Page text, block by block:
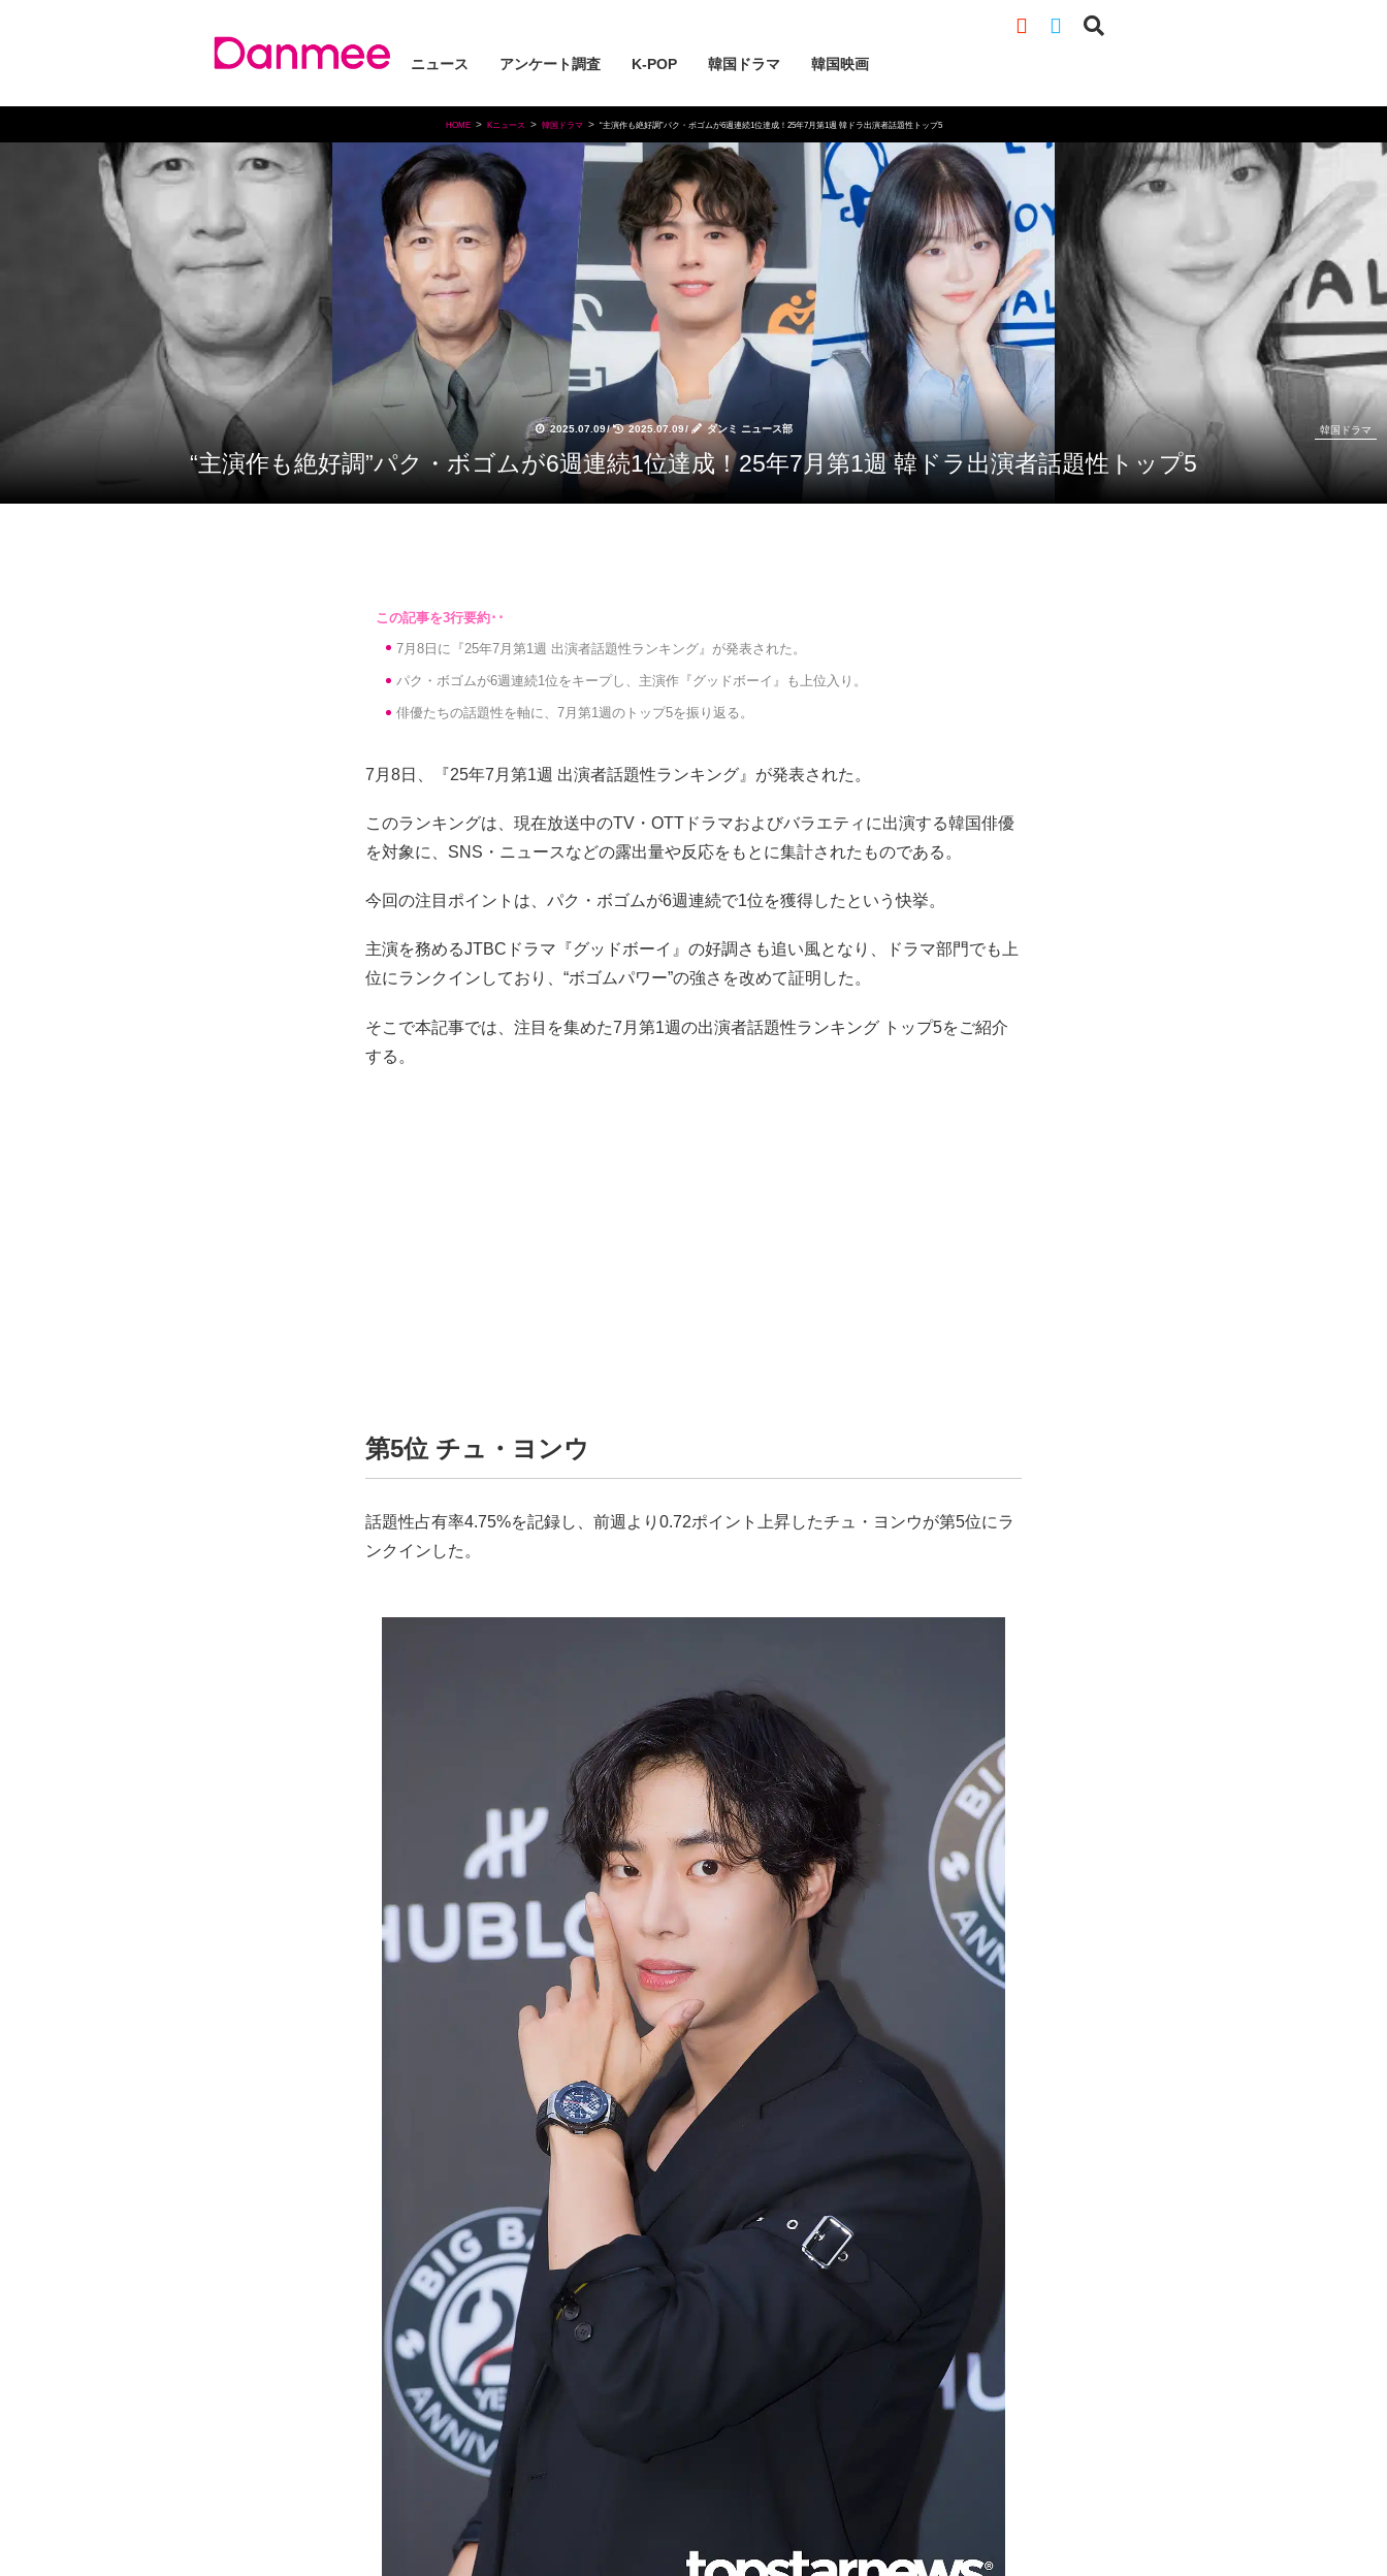
ニュース アンケート調査 K-POP 韓国ドラマ 韓国映画
HOME Kニュース 韓国ドラマ “主演作も絶好調”パク・ボゴムが6週連続1位達成！25年7月第1週 韓ドラ出演者話題性トップ5
2025.07.09/ 2025.07.09/ ダンミ ニュース部 韓国ドラマ
“主演作も絶好調”パク・ボゴムが6週連続1位達成！25年7月第1週 韓ドラ出演者話題性トップ5
7月8日に『25年7月第1週 出演者話題性ランキング』が発表された。
パク・ボゴムが6週連続1位をキープし、主演作『グッドボーイ』も上位入り。
俳優たちの話題性を軸に、7月第1週のトップ5を振り返る。
7月8日、『25年7月第1週 出演者話題性ランキング』が発表された。
このランキングは、現在放送中のTV・OTTドラマおよびバラエティに出演する韓国俳優
を対象に、SNS・ニュースなどの露出量や反応をもとに集計されたものである。
今回の注目ポイントは、パク・ボゴムが6週連続で1位を獲得したという快挙。
主演を務めるJTBCドラマ『グッドボーイ』の好調さも追い風となり、ドラマ部門でも上
位にランクインしており、“ボゴムパワー”の強さを改めて証明した。
そこで本記事では、注目を集めた7月第1週の出演者話題性ランキング トップ5をご紹介
する。
第5位 チュ・ヨンウ
話題性占有率4.75%を記録し、前週より0.72ポイント上昇したチュ・ヨンウが第5位にラ
ンクインした。